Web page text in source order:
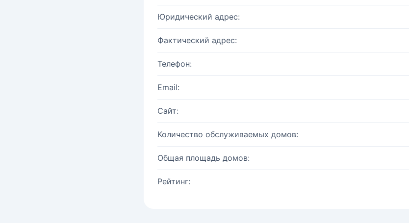
Юридический адрес:
Фактический адрес:
Телефон:
Email:
Сайт:
Количество обслуживаемых домов:
Общая площадь домов:
Рейтинг: